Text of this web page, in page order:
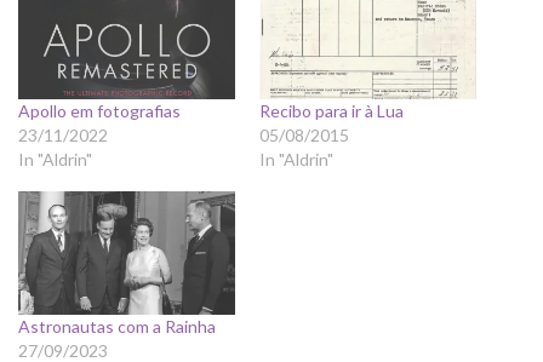
Apollo em fotografias
23/11/2022
In "Aldrin"
Recibo para ir à Lua
05/08/2015
In "Aldrin"
Astronautas com a Rainha
27/09/2023